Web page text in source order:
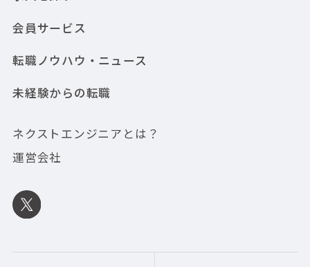
会員サービス
転職ノウハウ・ニュース
未経験からの転職
ネクストエンジニアとは？
運営会社